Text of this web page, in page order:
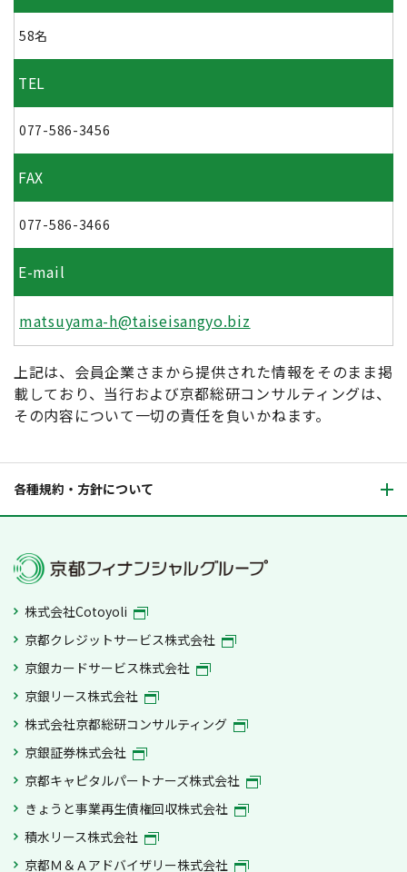
58名
TEL
077-586-3456
FAX
077-586-3466
E-mail
matsuyama-h@taiseisangyo.biz
上記は、会員企業さまから提供された情報をそのまま掲
載しており、当行および京都総研コンサルティングは、
その内容について一切の責任を負いかねます。
各種規約・方針について
株式会社Cotoyoli
京都クレジットサービス株式会社
京銀カードサービス株式会社
京銀リース株式会社
株式会社京都総研コンサルティング
京銀証券株式会社
京都キャピタルパートナーズ株式会社
きょうと事業再生債権回収株式会社
積水リース株式会社
京都Ｍ＆Ａアドバイザリー株式会社